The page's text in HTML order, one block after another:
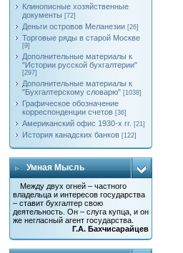
Клинописные хозяйственные
документы [72]
Деньги островов Меланезии [26]
Торговые ряды в старой Москве
[9]
Дополнительные материалы к
"Истории русской бухгалтерии"
[297]
Дополнительные материалы к
"Бухгалтерскому словарю" [1038]
Графическое обозначение
корреспонденции счетов [36]
Американский офис 1930-х гг. [21]
История канадских банков [122]
Умная Мысль
Между двух огней – частного
владельца и интересов государства
– ставит бухгалтер свою
деятельность. Он – слуга купца, и он
же негласный агент государства.
Г.А. Бахчисарайцев